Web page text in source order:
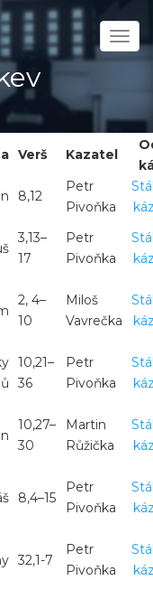
Verš Kazatel
8,12
Petr
Pivoňka
3,13–
17
Petr
Pivoňka
2, 4–
10
Miloš
Vavrečka
10,21–
36
Petr
Pivoňka
10,27–
30
Martin
Růžička
8,4–15
Petr
Pivoňka
32,1-7
Petr
Pivoňka